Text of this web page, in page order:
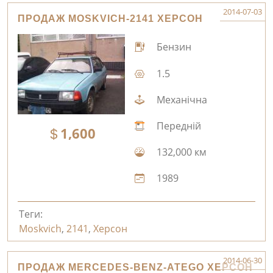
ПРОДАЖ MOSKVICH-2141 ХЕРСОН
2014-07-03
1,600
Бензин
1.5
Механічна
Передній
132,000 км
1989
Теги:
Moskvich, 2141, Херсон
ПРОДАЖ MERCEDES-BENZ-ATEGO ХЕРСОН
2014-06-30